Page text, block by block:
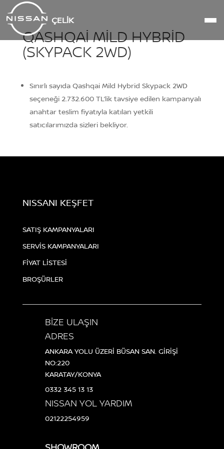
ÇELIK
QASHQAI MILD HYBRID
(SKYPACK 2WD)
Sınırlı sayıda Qashqai Mild Hybrid Skypack 2WD
seçeneği 2.732.600 TL’lik tavsiye edilen kampanyalı
anahtar teslim fiyatıyla katılan yetkili
satıcılarımızda sizleri bekliyor.
NISSANI KEŞFET
SATIŞ KAMPANYALARI
SERVİS KAMPANYALARI
FİYAT LİSTESİ
BROŞÜRLER
BİZE ULAŞIN
ADRES
ANKARA YOLU ÜZERİ BÜSAN SAN. GİRİŞİ
NO:220
KARATAY/KONYA
0332 345 13 13
NISSAN YOL YARDIM
02122254959